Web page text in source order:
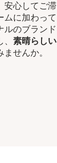
安心してご滞
ムに加わって
ルのブランド
素晴らしい
せんか。